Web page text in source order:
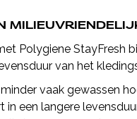
Polygiene StayFresh
van het
vaak gewassen
in een langere